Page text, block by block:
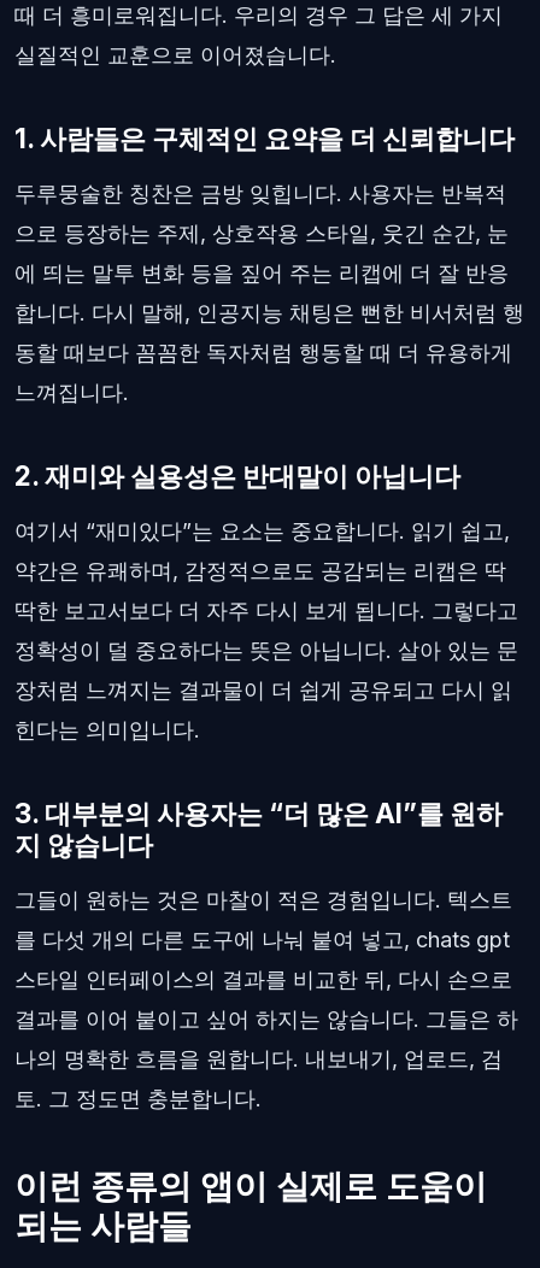
때 더 흥미로워집니다. 우리의 경우 그 답은 세 가지
실질적인 교훈으로 이어졌습니다.
1. 사람들은 구체적인 요약을 더 신뢰합니다
두루뭉술한 칭찬은 금방 잊힙니다. 사용자는 반복적
으로 등장하는 주제, 상호작용 스타일, 웃긴 순간, 눈
에 띄는 말투 변화 등을 짚어 주는 리캡에 더 잘 반응
합니다. 다시 말해, 인공지능 채팅은 뻔한 비서처럼 행
동할 때보다 꼼꼼한 독자처럼 행동할 때 더 유용하게
느껴집니다.
2. 재미와 실용성은 반대말이 아닙니다
여기서 “재미있다”는 요소는 중요합니다. 읽기 쉽고,
약간은 유쾌하며, 감정적으로도 공감되는 리캡은 딱
딱한 보고서보다 더 자주 다시 보게 됩니다. 그렇다고
정확성이 덜 중요하다는 뜻은 아닙니다. 살아 있는 문
장처럼 느껴지는 결과물이 더 쉽게 공유되고 다시 읽
힌다는 의미입니다.
3. 대부분의 사용자는 “더 많은 AI”를 원하
지 않습니다
그들이 원하는 것은 마찰이 적은 경험입니다. 텍스트
를 다섯 개의 다른 도구에 나눠 붙여 넣고, chats gpt
스타일 인터페이스의 결과를 비교한 뒤, 다시 손으로
결과를 이어 붙이고 싶어 하지는 않습니다. 그들은 하
나의 명확한 흐름을 원합니다. 내보내기, 업로드, 검
토. 그 정도면 충분합니다.
이런 종류의 앱이 실제로 도움이
되는 사람들